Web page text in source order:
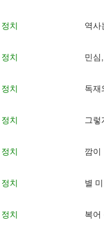
정치 역사
정치 민심 ,
정치 독재
정치 그렇
정치 깜이
정치 별 미
정치 복어